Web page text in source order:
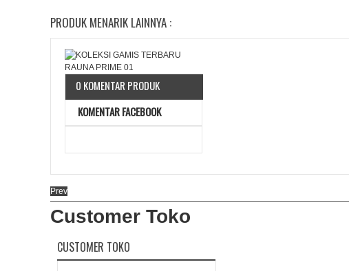
PRODUK MENARIK LAINNYA :
0 KOMENTAR PRODUK
KOMENTAR FACEBOOK
Prev
Customer Toko
CUSTOMER TOKO